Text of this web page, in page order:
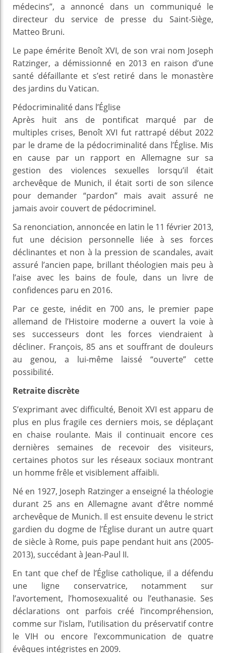
médecins”, a annoncé dans un communiqué le
directeur du service de presse du Saint-Siège,
Matteo Bruni.
Le pape émérite Benoît XVI, de son vrai nom Joseph
Ratzinger, a démissionné en 2013 en raison d’une
santé défaillante et s’est retiré dans le monastère
des jardins du Vatican.
Pédocriminalité dans l’Église
Après huit ans de pontificat marqué par de
multiples crises, Benoît XVI fut rattrapé début 2022
par le drame de la pédocriminalité dans l’Église. Mis
en cause par un rapport en Allemagne sur sa
gestion des violences sexuelles lorsqu’il était
archevêque de Munich, il était sorti de son silence
pour demander “pardon” mais avait assuré ne
jamais avoir couvert de pédocriminel.
Sa renonciation, annoncée en latin le 11 février 2013,
fut une décision personnelle liée à ses forces
déclinantes et non à la pression de scandales, avait
assuré l’ancien pape, brillant théologien mais peu à
l’aise avec les bains de foule, dans un livre de
confidences paru en 2016.
Par ce geste, inédit en 700 ans, le premier pape
allemand de l’Histoire moderne a ouvert la voie à
ses successeurs dont les forces viendraient à
décliner. François, 85 ans et souffrant de douleurs
au genou, a lui-même laissé “ouverte” cette
possibilité.
Retraite discrète
S’exprimant avec difficulté, Benoit XVI est apparu de
plus en plus fragile ces derniers mois, se déplaçant
en chaise roulante. Mais il continuait encore ces
dernières semaines de recevoir des visiteurs,
certaines photos sur les réseaux sociaux montrant
un homme frêle et visiblement affaibli.
Né en 1927, Joseph Ratzinger a enseigné la théologie
durant 25 ans en Allemagne avant d’être nommé
archevêque de Munich. Il est ensuite devenu le strict
gardien du dogme de l’Église durant un autre quart
de siècle à Rome, puis pape pendant huit ans (2005-
2013), succédant à Jean-Paul II.
En tant que chef de l’Église catholique, il a défendu
une ligne conservatrice, notamment sur
l’avortement, l’homosexualité ou l’euthanasie. Ses
déclarations ont parfois créé l’incompréhension,
comme sur l’islam, l’utilisation du préservatif contre
le VIH ou encore l’excommunication de quatre
évêques intégristes en 2009.